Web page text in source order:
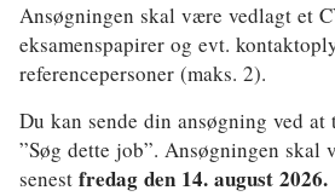
Ansøgningen skal være vedlagt et
eksamenspapirer og evt.
referencepersoner (maks. 2).
Du kan sende din ansøgning ved
”Søg dette job”. Ansøgningen skal
senest fredag den 14. august 2026.